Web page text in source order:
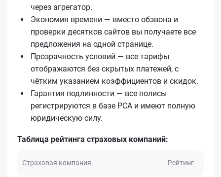
через агрегатор.
Экономия времени — вместо обзвона и
проверки десятков сайтов вы получаете все
предложения на одной странице.
Прозрачность условий — все тарифы
отображаются без скрытых платежей, с
чётким указанием коэффициентов и скидок.
Гарантия подлинности — все полисы
регистрируются в базе РСА и имеют полную
юридическую силу.
Таблица рейтинга страховых компаний:
Страховая компания Рейтинг